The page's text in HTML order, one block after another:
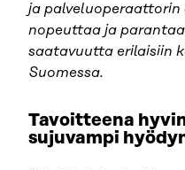
ja
nopeuttaa ja
saatavuutta erilaisiin
Suomessa.
Tavoitteena
sujuvampi